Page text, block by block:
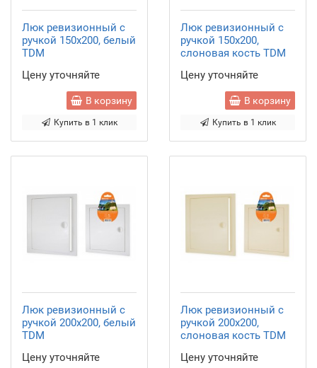
Люк ревизионный с
ручкой 150х200, белый
TDM
Цену уточняйте
В корзину
Купить в 1 клик
Люк ревизионный с
ручкой 150х200,
слоновая кость TDM
Цену уточняйте
В корзину
Купить в 1 клик
Люк ревизионный с
ручкой 200х200, белый
TDM
Цену уточняйте
Люк ревизионный с
ручкой 200х200,
слоновая кость TDM
Цену уточняйте